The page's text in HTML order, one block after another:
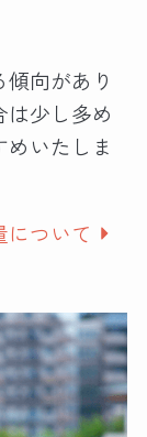
向があり
少し多め
いたしま
ついて